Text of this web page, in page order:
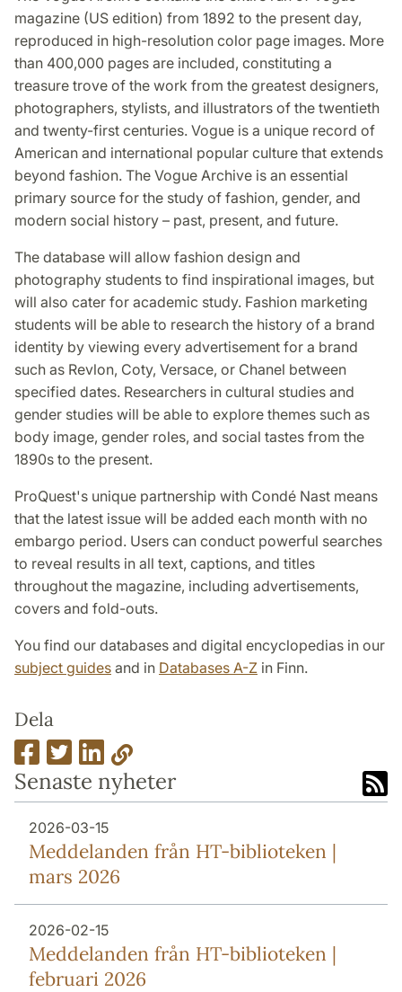
magazine (US edition) from 1892 to the present day,
reproduced in high-resolution color page images. More
than 400,000 pages are included, constituting a
treasure trove of the work from the greatest designers,
photographers, stylists, and illustrators of the twentieth
and twenty-first centuries. Vogue is a unique record of
American and international popular culture that extends
beyond fashion. The Vogue Archive is an essential
primary source for the study of fashion, gender, and
modern social history – past, present, and future.
The database will allow fashion design and
photography students to find inspirational images, but
will also cater for academic study. Fashion marketing
students will be able to research the history of a brand
identity by viewing every advertisement for a brand
such as Revlon, Coty, Versace, or Chanel between
specified dates. Researchers in cultural studies and
gender studies will be able to explore themes such as
body image, gender roles, and social tastes from the
1890s to the present.
ProQuest's unique partnership with Condé Nast means
that the latest issue will be added each month with no
embargo period. Users can conduct powerful searches
to reveal results in all text, captions, and titles
throughout the magazine, including advertisements,
covers and fold-outs.
You find our databases and digital encyclopedias in our
subject guides and in Databases A-Z in Finn.
Dela
Senaste nyheter
2026-03-15
Meddelanden från HT-biblioteken |
mars 2026
2026-02-15
Meddelanden från HT-biblioteken |
februari 2026